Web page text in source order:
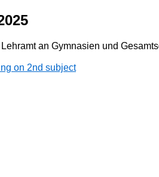
an Gymnasien und
on 2nd subject